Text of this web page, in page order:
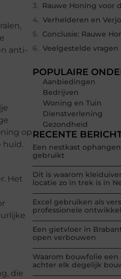
anti-
op
huid.
Het
die
Veelgestelde vragen
POPULAIRE
Aanbiedingen
Bedrijven
Woning en Tuin
Dienstverlening
Gezondheid
RECENTE
Een nestkast
gebruikt
Dit is waarom
locatie zo in trek is in
Excel gebruiken als
professionele
Een gietvloer in
open verbouwen
Waarom bouwfolie
achter elk degelijk